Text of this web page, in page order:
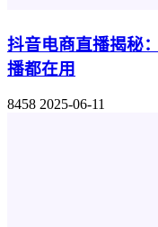
抖音电商直播揭秘
播都在用
8458 2025-06-11